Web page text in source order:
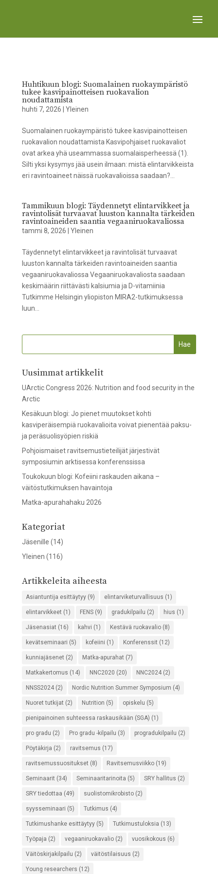
Huhtikuun blogi: Suomalainen ruokaympäristö
tukee kasvipainotteisen ruokavalion
noudattamista
huhti 7, 2026 Yleinen
Suomalainen ruokaympäristö tukee kasvipainotteisen
ruokavalion noudattamista Kasvipohjaiset ruokavaliot
ovat arkea yhä useammassa suomalaisperheessä (1).
Silti yksi kysymys jää usein ilmaan: mistä elintarvikkeista
eri ravintoaineet näissä ruokavalioissa saadaan?...
Tammikuun blogi: Täydennetyt elintarvikkeet ja
ravintolisät turvaavat luuston kannalta tärkeiden
ravintoaineiden saantia vegaaniruokavaliossa
tammi 8, 2026 Yleinen
Täydennetyt elintarvikkeet ja ravintolisät turvaavat
luuston kannalta tärkeiden ravintoaineiden saantia
vegaaniruokavaliossa Vegaaniruokavaliosta saadaan
keskimäärin riittävästi kalsiumia ja D-vitamiinia
Tutkimme Helsingin yliopiston MIRA2-tutkimuksessa
luun...
Uusimmat artikkelit
UArctic Congress 2026: Nutrition and food security in the
Arctic
Kesäkuun blogi: Jo pienet muutokset kohti
kasviperäisempiä ruokavalioita voivat pienentää paksu-
ja peräsuolisyöpien riskiä
Pohjoismaiset ravitsemustieteilijät järjestivät
symposiumin arktisessa konferenssissa
Toukokuun blogi: Kofeiini raskauden aikana –
väitöstutkimuksen havaintoja
Matka-apurahahaku 2026
Kategoriat
Jäsenille (14)
Yleinen (116)
Artikkeleita aiheesta
Asiantuntija esittäytyy(9) elintarviketurvallisuus (1)
elintarvikkeet (1) FENS(9) gradukilpailu (2) hius (1)
Jäsenasiat (16) kahvi (1) Kestävä ruokavalio(8)
kevätseminaari (5) kofeiini (1) Konferenssit (12)
kunniajäsenet (2) Matka-apurahat (7)
Matkakertomus (14) NNC2020 (20) NNC2024(2)
NNSS2024(2) Nordic Nutrition Summer Symposium (4)
Nuoret tutkijat (2) Nutrition (5) opiskelu (5)
pienipainoinen suhteessa raskausikään (SGA) (1)
pro gradu (2) Pro gradu -kilpailu (3) progradukilpailu (2)
Pöytäkirja (2) ravitsemus (17)
ravitsemussuositukset (8) Ravitsemusviikko(19)
Seminaarit (34) Seminaaritarinoita (5) SRY hallitus (2)
SRY tiedottaa (49) suolistomikrobisto(2)
syysseminaari (5) Tutkimus (4)
Tutkimushanke esittäytyy(5) Tutkimustuloksia (13)
Työpaja (2) vegaaniruokavalio(2) vuosikokous (6)
Väitöskirjakilpailu (2) väitöstilaisuus (2)
Young researchers (12)